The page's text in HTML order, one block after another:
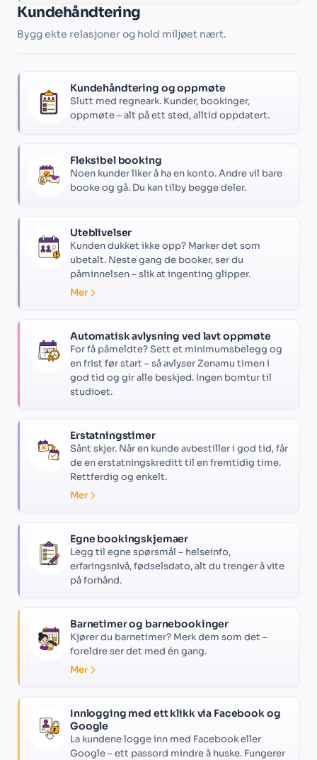
Kundehåndtering
Bygg ekte relasjoner og hold miljøet nært.
Kundehåndtering og oppmøte
Slutt med regneark. Kunder, bookinger,
oppmøte – alt på ett sted, alltid oppdatert.
Fleksibel booking
Noen kunder liker å ha en konto. Andre vil bare
booke og gå. Du kan tilby begge deler.
Uteblivelser
Kunden dukket ikke opp? Marker det som
ubetalt. Neste gang de booker, ser du
påminnelsen – slik at ingenting glipper.
Mer
Automatisk avlysning ved lavt oppmøte
For få påmeldte? Sett et minimumsbelegg og
en frist før start – så avlyser Zenamu timen i
god tid og gir alle beskjed. Ingen bomtur til
studioet.
Erstatningstimer
Sånt skjer. Når en kunde avbestiller i god tid, får
de en erstatningskreditt til en fremtidig time.
Rettferdig og enkelt.
Mer
Egne bookingskjemaer
Legg til egne spørsmål – helseinfo,
erfaringsnivå, fødselsdato, alt du trenger å vite
på forhånd.
Barnetimer og barnebookinger
Kjører du barnetimer? Merk dem som det –
foreldre ser det med én gang.
Mer
Innlogging med ett klikk via Facebook og
Google
La kundene logge inn med Facebook eller
Google – ett passord mindre å huske. Fungerer